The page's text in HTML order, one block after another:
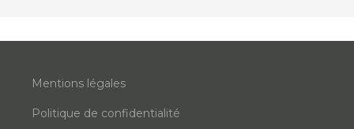
Mentions légales
Politique de confidentialité